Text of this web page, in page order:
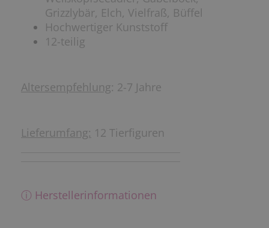
Grizzlybär, Elch, Vielfraß, Büffel
Hochwertiger Kunststoff
12-teilig
Altersempfehlung: 2-7 Jahre
Lieferumfang: 12 Tierfiguren
ⓘ Herstellerinformationen